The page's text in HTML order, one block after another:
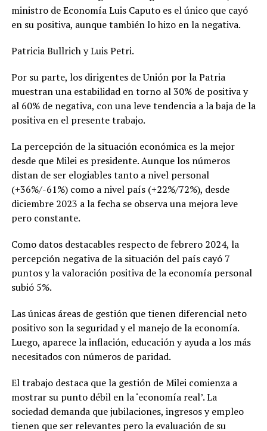
ministro de Economía Luis Caputo es el único que cayó
en su positiva, aunque también lo hizo en la negativa.
Patricia Bullrich y Luis Petri.
Por su parte, los dirigentes de Unión por la Patria
muestran una estabilidad en torno al 30% de positiva y
al 60% de negativa, con una leve tendencia a la baja de la
positiva en el presente trabajo.
La percepción de la situación económica es la mejor
desde que Milei es presidente. Aunque los números
distan de ser elogiables tanto a nivel personal
(+36%/-61%) como a nivel país (+22%/72%), desde
diciembre 2023 a la fecha se observa una mejora leve
pero constante.
Como datos destacables respecto de febrero 2024, la
percepción negativa de la situación del país cayó 7
puntos y la valoración positiva de la economía personal
subió 5%.
Las únicas áreas de gestión que tienen diferencial neto
positivo son la seguridad y el manejo de la economía.
Luego, aparece la inflación, educación y ayuda a los más
necesitados con números de paridad.
El trabajo destaca que la gestión de Milei comienza a
mostrar su punto débil en la ‘economía real’. La
sociedad demanda que jubilaciones, ingresos y empleo
tienen que ser relevantes pero la evaluación de su